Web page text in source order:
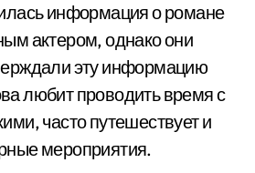
информация о романе
актером, однако они
эту информацию
любит проводить время с
часто путешествует и
мероприятия.